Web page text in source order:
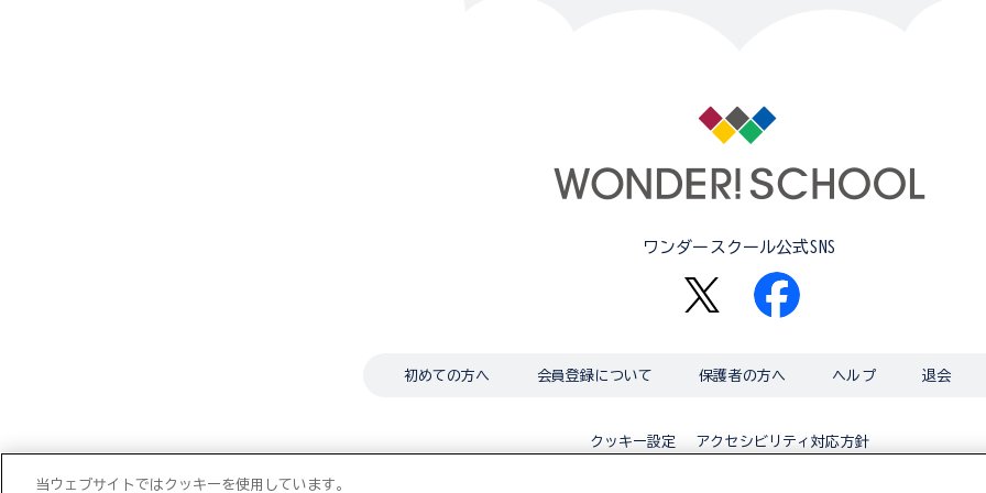
ワンダースクール公式SNS
初めての方へ 会員登録について 保護者の方へ ヘルプ 退会
クッキー設定 アクセシビリティ対応方針
当ウェブサイトではクッキーを使用しています。